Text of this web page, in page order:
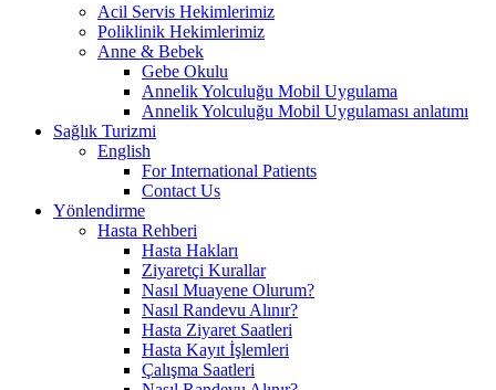
Acil Servis Hekimlerimiz
Poliklinik Hekimlerimiz
Anne & Bebek
Gebe Okulu
Annelik Yolculuğu Mobil Uygulama
Annelik Yolculuğu Mobil Uygulaması anlatımı
Sağlık Turizmi
English
For International Patients
Contact Us
Yönlendirme
Hasta Rehberi
Hasta Hakları
Ziyaretçi Kurallar
Nasıl Muayene Olurum?
Nasıl Randevu Alınır?
Hasta Ziyaret Saatleri
Hasta Kayıt İşlemleri
Çalışma Saatleri